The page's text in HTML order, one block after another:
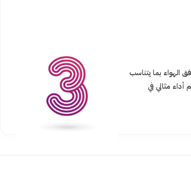
تدفق الهواء بما يتناسب
مثالي في